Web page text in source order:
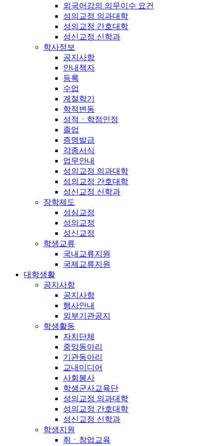
외국어강의 의무이수 요건
성의교정 의과대학
성의교정 간호대학
성신교정 신학과
학사정보
공지사항
안내책자
등록
수업
계절학기
학적변동
성적ㆍ학점인정
졸업
증명발급
각종서식
업무안내
성의교정 의과대학
성의교정 간호대학
성신교정 신학과
장학제도
성심교정
성의교정
성신교정
학생교류
국내교류지원
국제교류지원
대학생활
공지사항
공지사항
행사안내
외부기관공지
학생활동
자치단체
중앙동아리
기관동아리
교내미디어
사회봉사
학생군사교육단
성의교정 의과대학
성의교정 간호대학
성신교정 신학과
학생지원
취ㆍ창업교육